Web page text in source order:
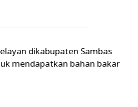
dikabupaten Sambas
mendapatkan bahan bakar